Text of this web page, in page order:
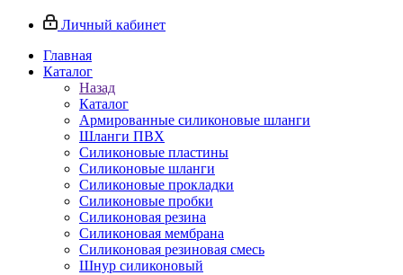
Личный кабинет
Главная
Каталог
Назад
Каталог
Армированные силиконовые шланги
Шланги ПВХ
Силиконовые пластины
Силиконовые шланги
Силиконовые прокладки
Силиконовые пробки
Силиконовая резина
Силиконовая мембрана
Силиконовая резиновая смесь
Шнур силиконовый